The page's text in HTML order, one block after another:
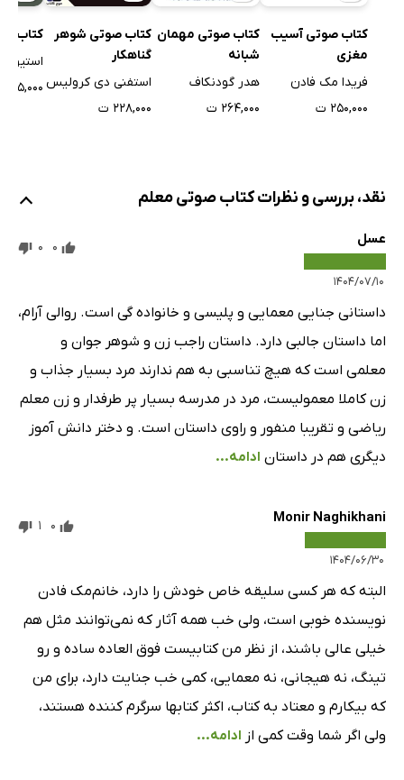
کتاب صوتی آسیب
مغزی
فریدا مک فادن
۲۵۰,۰۰۰ ت
کتاب صوتی مهمان
شبانه
هدر گودنکاف
۲۶۴,۰۰۰ ت
کتاب صوتی شوهر
گناهکار
استفنی دی کرولیس
۲۲۸,۰۰۰ ت
کتاب
۱۵۵,۰۰۰ ت
نقد، بررسی و نظرات کتاب صوتی معلم
عسل
۱۴۰۴/۰۷/۱۰
0
0
داستانی جنایی معمایی و پلیسی و خانواده گی است. روالی آرام،
اما داستان جالبی دارد. داستان راجب زن و شوهر جوان و
معلمی است که هیچ تناسبی به هم ندارند مرد بسیار جذاب و
زن کاملا معمولیست، مرد در مدرسه بسیار پر طرفدار و زن معلم
ریاضی و تقریبا منفور و راوی داستان است. و دختر دانش آموز
دیگری هم در داستان ادامه...
Monir Naghikhani
۱۴۰۴/۰۶/۳۰
0
1
البته که هر کسی سلیقه خاص خودش را دارد، خانم‌مک فادن
نویسنده خوبی است، ولی خب همه آثار که نمی‌توانند مثل هم
خیلی عالی باشند، از نظر من کتابیست فوق العاده ساده و رو
تینگ، نه هیجانی، نه معمایی، کمی خب جنایت دارد، برای من
که بیکارم و معتاد به کتاب، اکثر کتابها سرگرم کننده هستند،
ولی اگر شما وقت کمی از ادامه...